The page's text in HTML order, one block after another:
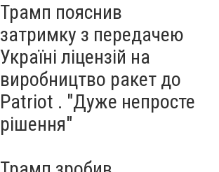
Трамп пояснив
затримку з передачею
Україні ліцензій на
виробництво ракет до
Patriot . "Дуже непросте
рішення"